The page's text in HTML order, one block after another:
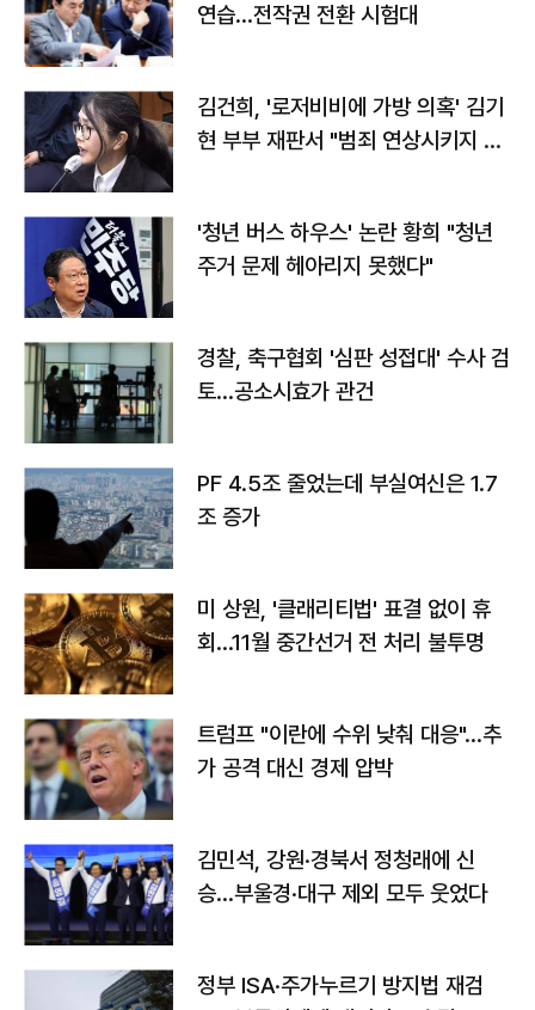
연습…전작권 전환 시험대
김건희, '로저비비에 가방 의혹' 김기
현 부부 재판서 "범죄 연상시키지 말
'청년 버스 하우스' 논란 황희 "청년
주거 문제 헤아리지 못했다"
경찰, 축구협회 '심판 성접대' 수사 검
토…공소시효가 관건
PF 4.5조 줄었는데 부실여신은 1.7
조 증가
미 상원, '클래리티법' 표결 없이 휴
회…11월 중간선거 전 처리 불투명
트럼프 "이란에 수위 낮춰 대응"…추
가 공격 대신 경제 압박
김민석, 강원·경북서 정청래에 신
승…부울경·대구 제외 모두 웃었다
정부 ISA·주가누르기 방지법 재검